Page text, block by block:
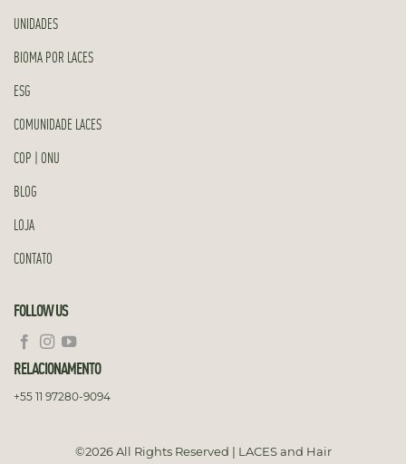
UNIDADES
BIOMA POR LACES
ESG
COMUNIDADE LACES
COP | ONU
BLOG
LOJA
CONTATO
FOLLOW US
RELACIONAMENTO
+55 11 97280-9094
©2026 All Rights Reserved | LACES and Hair